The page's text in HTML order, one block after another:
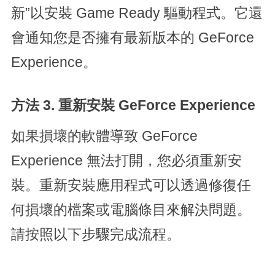
新”以安裝 Game Ready 驅動程式。它還
會通知您是否擁有最新版本的 GeForce
Experience。
方法 3. 重新安裝 GeForce Experience
如果損壞的軟體導致 GeForce
Experience 無法打開，您必須重新安
裝。重新安裝應用程式可以透過修復任
何損壞的檔案或電腦條目來解決問題。
請按照以下步驟完成流程。